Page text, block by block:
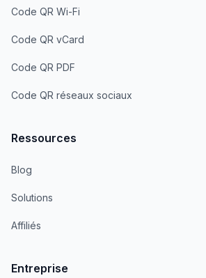
Code QR Wi-Fi
Code QR vCard
Code QR PDF
Code QR réseaux sociaux
Ressources
Blog
Solutions
Affiliés
Entreprise